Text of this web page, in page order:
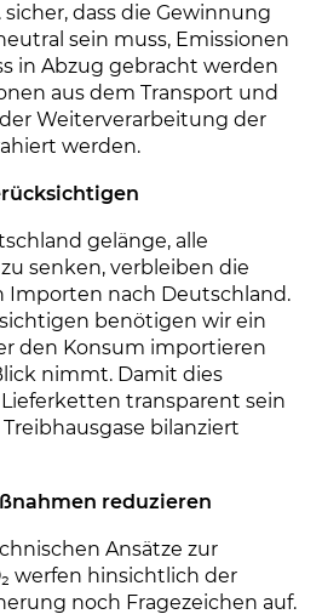
dass die Gewinnung
sein muss, Emissionen
in Abzug gebracht werden
aus dem Transport und
Weiterverarbeitung der
werden.
gelänge, alle
senken, verbleiben die
Importen nach Deutschland.
benötigen wir ein
den Konsum importieren
nimmt. Damit dies
transparent sein
bilanziert
reduzieren
Ansätze zur
werfen hinsichtlich der
noch Fragezeichen auf.